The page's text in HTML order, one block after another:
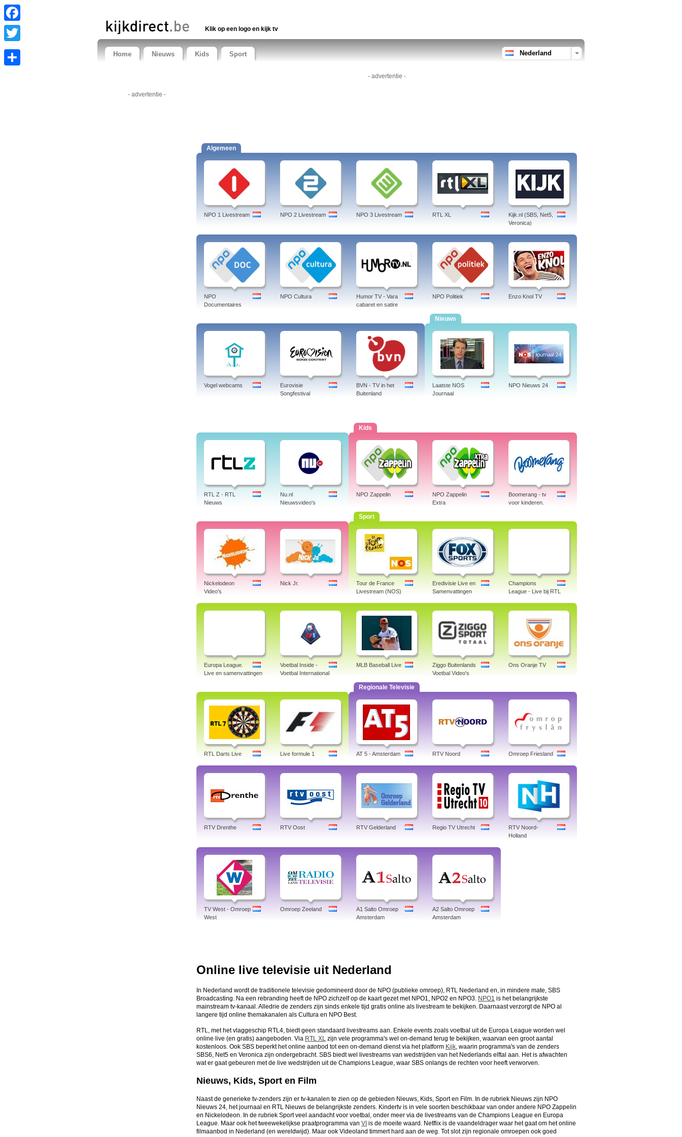
Facebook
Twitter
Klik op een logo en kijk tv
Home Nieuws Kids Sport Nederland
- advertentie -
- advertentie -
Algemeen
NPO 1 Livestream NPO 2 Livestream NPO 3 Livestream RTL XL
Kijk.nl (SBS, Net5,
Veronica)
NPO
Documentaires
NPO Cultura
Humor TV - Vara
cabaret en satire
NPO Politiek Enzo Knol TV
Vogel webcams
Eurovisie
Songfestival
BVN - TV in het
Buitenland
Nieuws
Laatste NOS
Journaal
NPO Nieuws 24
RTL Z - RTL
Nieuws
Nu.nl
Nieuwsvideo's
Kids
NPO Zappelin
NPO Zappelin
Extra
Boomerang - tv
voor kinderen.
Nickelodeon
Video's
Nick Jr.
Sport
Tour de France
Livestream (NOS)
Eredivisie Live en
Samenvattingen
Champions
League - Live bij RTL
Europa League.
Live en samenvattingen
Voetbal Inside -
Voetbal International
MLB Baseball Live
Ziggo Buitenlands
Voetbal Video's
Ons Oranje TV
RTL Darts Live Live formule 1
Regionale Televisie
AT 5 - Amsterdam RTV Noord Omroep Friesland
RTV Drenthe RTV Oost RTV Gelderland Regio TV Utrecht
RTV Noord-
Holland
TV West - Omroep
West
Omroep Zeeland
A1 Salto Omroep
Amsterdam
A2 Salto Omroep
Amsterdam
Online live televisie uit Nederland
In Nederland wordt de traditionele televisie gedomineerd door de NPO (publieke omroep), RTL Nederland en, in mindere mate, SBS
Broadcasting. Na een rebranding heeft de NPO zichzelf op de kaart gezet met NPO1, NPO2 en NPO3. NPO1 is het belangrijkste
mainstream tv-kanaal. Alledrie de zenders zijn sinds enkele tijd gratis online als livestream te bekijken. Daarnaast verzorgt de NPO al
langere tijd online themakanalen als Cultura en NPO Best.
RTL, met het vlaggeschip RTL4, biedt geen standaard livestreams aan. Enkele events zoals voetbal uit de Europa League worden wel
online live (en gratis) aangeboden. Via RTL XL zijn vele programma's wel on-demand terug te bekijken, waarvan een groot aantal
kostenloos. Ook SBS beperkt het online aanbod tot een on-demand dienst via het platform Kijk, waarin programma's van de zenders
SBS6, Net5 en Veronica zijn ondergebracht. SBS biedt wel livestreams van wedstrijden van het Nederlands elftal aan. Het is afwachten
wat er gaat gebeuren met de live wedstrijden uit de Champions League, waar SBS onlangs de rechten voor heeft verworven.
Nieuws, Kids, Sport en Film
Naast de generieke tv-zenders zijn er tv-kanalen te zien op de gebieden Nieuws, Kids, Sport en Film. In de rubriek Nieuws zijn NPO
Nieuws 24, het journaal en RTL Nieuws de belangrijkste zenders. Kindertv is in vele soorten beschikbaar van onder andere NPO Zappelin
en Nickelodeon. In de rubriek Sport veel aandacht voor voetbal, onder meer via de livestreams van de Champions League en Europa
League. Maar ook het tweewekelijkse praatprogramma van VI is de moeite waard. Netflix is de vaandeldrager waar het gaat om het online
filmaanbod in Nederland (en wereldwijd). Maar ook Videoland timmert hard aan de weg. Tot slot zijn regionale omroepen ook goed